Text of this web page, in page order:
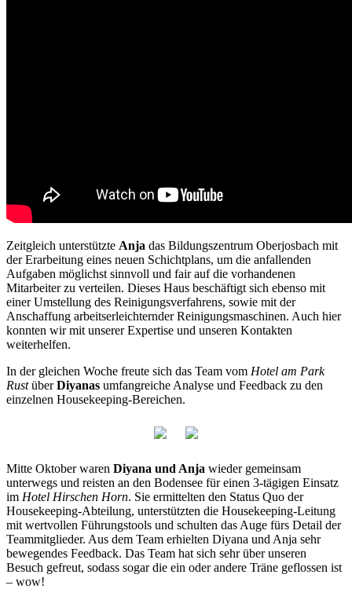
Zeitgleich unterstützte Anja das Bildungszentrum Oberjosbach mit
der Erarbeitung eines neuen Schichtplans, um die anfallenden
Aufgaben möglichst sinnvoll und fair auf die vorhandenen
Mitarbeiter zu verteilen. Dieses Haus beschäftigt sich ebenso mit
einer Umstellung des Reinigungsverfahrens, sowie mit der
Anschaffung arbeitserleichternder Reinigungsmaschinen. Auch hier
konnten wir mit unserer Expertise und unseren Kontakten
weiterhelfen.
In der gleichen Woche freute sich das Team vom Hotel am Park
RustüberDiyanas umfangreiche Analyse und Feedback zu den
einzelnen Housekeeping-Bereichen.
Mitte Oktober waren Diyana und Anja wieder gemeinsam
unterwegs und reisten an den Bodensee für einen 3-tägigen Einsatz
im Hotel Hirschen Horn. Sie ermittelten den Status Quo der
Housekeeping-Abteilung, unterstützten die Housekeeping-Leitung
mit wertvollen Führungstools und schulten das Auge fürs Detail der
Teammitglieder. Aus dem Team erhielten Diyana und Anja sehr
bewegendes Feedback. Das Team hat sich sehr über unseren
Besuch gefreut, sodass sogar die ein oder andere Träne geflossen ist
– wow!